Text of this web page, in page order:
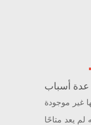
غير موجودة
لم يعد متاحًا